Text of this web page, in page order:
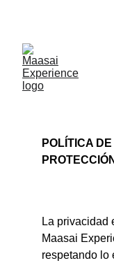
POLÍTICA
La privacidad
Maasai
respetando lo